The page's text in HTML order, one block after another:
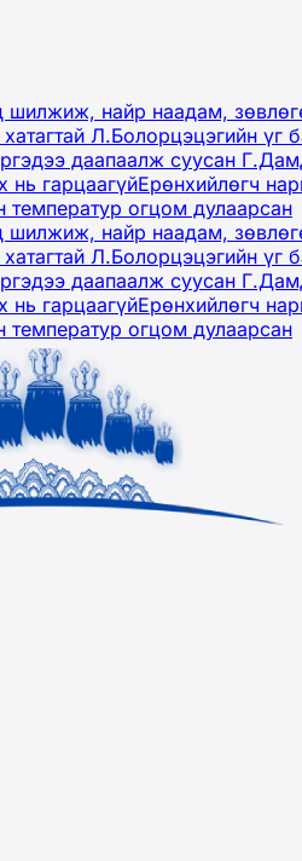
шилжиж, найр наадам,
Л.Болорцэцэгийн үг
даапаалж суусан
нь гарцаагүйЕрөнхийлөгч
огцом дулаарсан
шилжиж, найр наадам,
Л.Болорцэцэгийн үг
даапаалж суусан
нь гарцаагүйЕрөнхийлөгч
огцом дулаарсан